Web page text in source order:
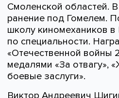
Смоленской областей.
ранение под Гомелем.
школу киномехаников в
по специальности.
«Отечественной войны
медалями «За отвагу»,
боевые заслуги».
Виктор Андреевич